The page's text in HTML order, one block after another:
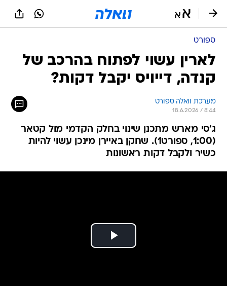
ספורט
לארין עשוי לפתוח בהרכב של
קנדה, דייויס יקבל דקות?
מערכת וואלה ספורט
18.6.2026 / 8:44
ג'סי מארש מתכנן שינוי בחלק הקדמי מול קטאר
(1:00, ספורט1). שחקן באיירן מינכן עשוי להיות
כשיר ולקבל דקות ראשונות